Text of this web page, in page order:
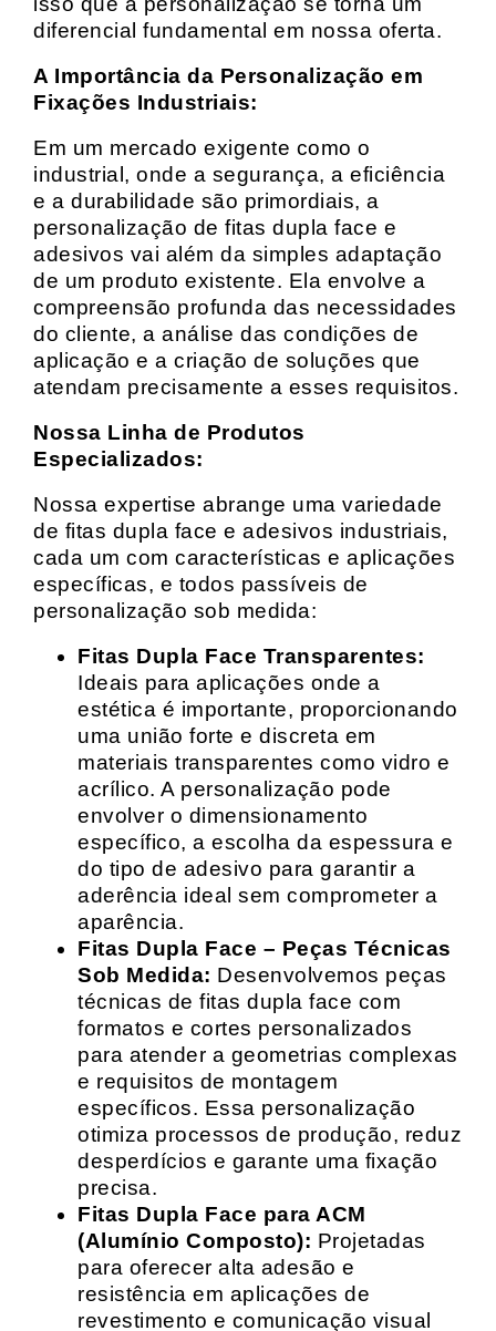
diferencial fundamental em nossa oferta.
A Importância da Personalização em
Fixações Industriais:
Em um mercado exigente como o
industrial, onde a segurança, a eficiência
e a durabilidade são primordiais, a
personalização de fitas dupla face e
adesivos vai além da simples adaptação
de um produto existente. Ela envolve a
compreensão profunda das necessidades
do cliente, a análise das condições de
aplicação e a criação de soluções que
atendam precisamente a esses requisitos.
Nossa Linha de Produtos
Especializados:
Nossa expertise abrange uma variedade
de fitas dupla face e adesivos industriais,
cada um com características e aplicações
específicas, e todos passíveis de
personalização sob medida:
Fitas Dupla Face Transparentes:
Ideais para aplicações onde a
estética é importante, proporcionando
uma união forte e discreta em
materiais transparentes como vidro e
acrílico. A personalização pode
envolver o dimensionamento
específico, a escolha da espessura e
do tipo de adesivo para garantir a
aderência ideal sem comprometer a
aparência.
Fitas Dupla Face – Peças Técnicas
Sob Medida: Desenvolvemos peças
técnicas de fitas dupla face com
formatos e cortes personalizados
para atender a geometrias complexas
e requisitos de montagem
específicos. Essa personalização
otimiza processos de produção, reduz
desperdícios e garante uma fixação
precisa.
Fitas Dupla Face para ACM
(Alumínio Composto): Projetadas
para oferecer alta adesão e
resistência em aplicações de
revestimento e comunicação visual